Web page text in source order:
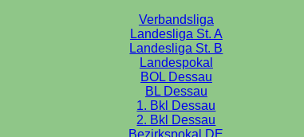
Verbandsliga
Landesliga St. A
Landesliga St. B
Landespokal
BOL Dessau
BL Dessau
1. Bkl Dessau
2. Bkl Dessau
Bezirkspokal DE